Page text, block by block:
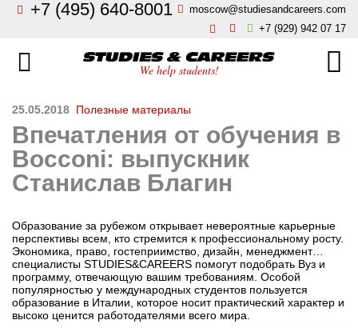
+7 (495) 640-8001
moscow@studiesandcareers.com
+7 (929) 942 07 17
We help students!
Бизнес, менеджмент, финансы
Искусство, мода, дизайн
Архитектура и инжиниринг
Языковые школы
Гостиничный бизнес, туризм
Кулинарное искусство
25.05.2018 Полезные материалы
Впечатления от обучения в
Bocconi: выпускник
Станислав Благин
Образование за рубежом открывает невероятные карьерные
перспективы всем, кто стремится к профессиональному росту.
Экономика, право, гостеприимство, дизайн, менеджмент…
специалисты STUDIES&CAREERS помогут подобрать Вуз и
программу, отвечающую вашим требованиям. Особой
популярностью у международных студентов пользуется
образование в Италии, которое носит практический характер и
высоко ценится работодателями всего мира.
Главная
Направления
О нас
Новости
Отзывы
Контакты